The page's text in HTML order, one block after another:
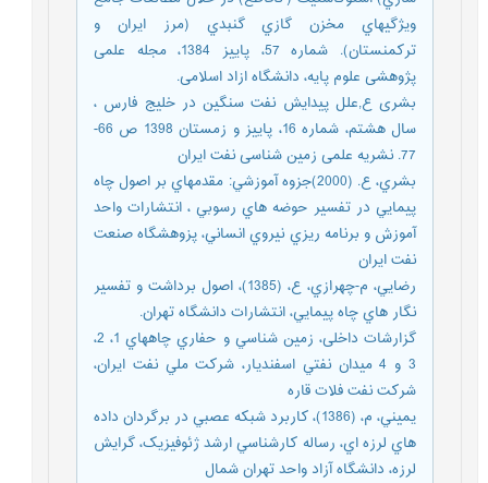
ويژگيهاي مخزن گازي گنبدي (مرز ايران و
تركمنستان). شماره 57، پاییز 1384، مجله علمی
پژوهشی علوم پایه، دانشگاه ازاد اسلامی.
بشری ع,علل پیدایش نفت سنگین در خلیج فارس ،
سال هشتم، شماره 16، پاییز و زمستان 1398 ص 66-
77. نشریه علمی زمین شناسی نفت ایران
بشري، ع. (2000)جزوه آموزشي: مقدمهاي بر اصول چاه
پيمايي در تفسير حوضه هاي رسوبي ، انتشارات واحد
آموزش و برنامه ريزي نيروي انساني، پزوهشگاه صنعت
نفت ایران
رضايي، م-چهرازي، ع، (1385)، اصول برداشت و تفسير
نگار هاي چاه پيمايي، انتشارات دانشگاه تهران.
گزارشات داخلی، زمين شناسي و حفاري چاههاي 1، 2،
3 و 4 ميدان نفتي اسفنديار، شرکت ملي نفت ايران،
شرکت نفت فلات قاره
يميني، م، (1386)، کاربرد شبکه عصبي در برگردان داده
هاي لرزه اي، رساله كارشناسي ارشد ژئوفيزيک، گرايش
لرزه، دانشگاه آزاد واحد تهران شمال